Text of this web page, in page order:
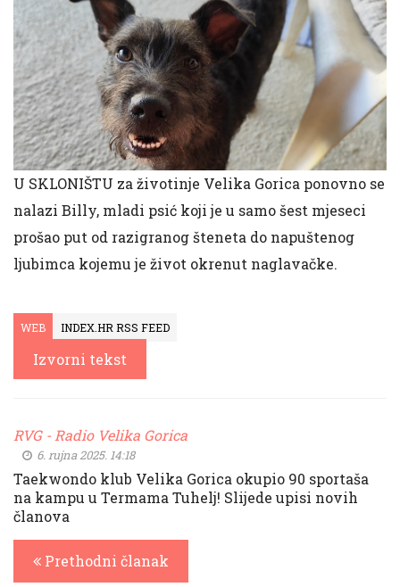
U SKLONIŠTU za životinje Velika Gorica ponovno se
nalazi Billy, mladi psić koji je u samo šest mjeseci
prošao put od razigranog šteneta do napuštenog
ljubimca kojemu je život okrenut naglavačke.
WEB INDEX.HR RSS FEED
Izvorni tekst
RVG - Radio Velika Gorica
6. rujna 2025. 14:18
Taekwondo klub Velika Gorica okupio 90 sportaša
na kampu u Termama Tuhelj! Slijede upisi novih
članova
Prethodni članak